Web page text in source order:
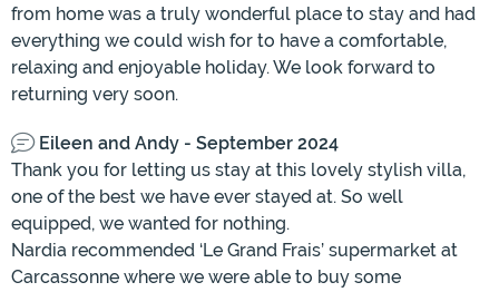
from home was a truly wonderful place to stay and had
everything we could wish for to have a comfortable,
relaxing and enjoyable holiday. We look forward to
returning very soon.
Eileen and Andy - September 2024
Thank you for letting us stay at this lovely stylish villa,
one of the best we have ever stayed at. So well
equipped, we wanted for nothing.
Nardia recommended ‘Le Grand Frais’ supermarket at
Carcassonne where we were able to buy some